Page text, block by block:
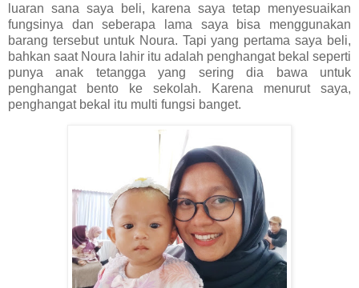
luaran sana saya beli, karena saya tetap menyesuaikan
fungsinya dan seberapa lama saya bisa menggunakan
barang tersebut untuk Noura. Tapi yang pertama saya beli,
bahkan saat Noura lahir itu adalah penghangat bekal seperti
punya anak tetangga yang sering dia bawa untuk
penghangat bento ke sekolah. Karena menurut saya,
penghangat bekal itu multi fungsi banget.